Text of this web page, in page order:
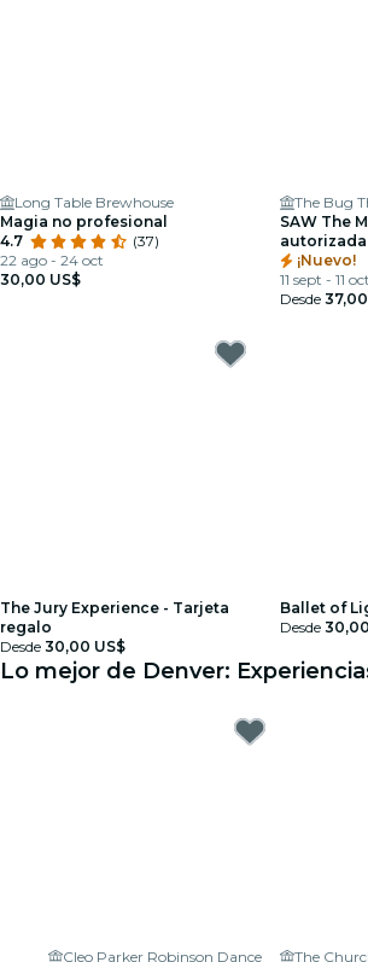
Long Table Brewhouse
Magia no profesional
4.7
(37)
22 ago - 24 oct
30,00 US$
The Bug
SAW The
autorizada
desde
¡Nuevo!
11 sept - 11 oct
Desde
The Jury Experience - Tarjeta
regalo
Desde 30,00 US$
Ballet of
Desde
Lo mejor de Denver:
Cleo Parker Robinson Dance The